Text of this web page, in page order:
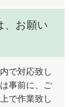
、お願い
で対応致し
事前に、ご
で作業致し